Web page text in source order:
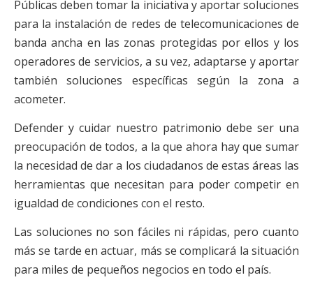
Públicas deben tomar la iniciativa y aportar soluciones
para la instalación de redes de telecomunicaciones de
banda ancha en las zonas protegidas por ellos y los
operadores de servicios, a su vez, adaptarse y aportar
también soluciones específicas según la zona a
acometer.
Defender y cuidar nuestro patrimonio debe ser una
preocupación de todos, a la que ahora hay que sumar
la necesidad de dar a los ciudadanos de estas áreas las
herramientas que necesitan para poder competir en
igualdad de condiciones con el resto.
Las soluciones no son fáciles ni rápidas, pero cuanto
más se tarde en actuar, más se complicará la situación
para miles de pequeños negocios en todo el país.